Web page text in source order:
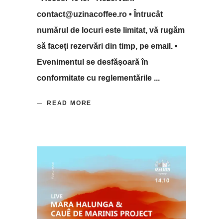
contact@uzinacoffee.ro • Întrucât
numărul de locuri este limitat, vă rugăm
să faceți rezervări din timp, pe email. •
Evenimentul se desfăşoară în
conformitate cu reglementările
READ MORE